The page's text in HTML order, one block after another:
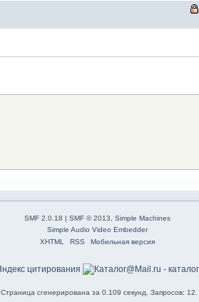
SMF 2.0.18 | SMF © 2013, Simple Machines
Simple Audio Video Embedder
XHTML
RSS Мобильная версия
Страница сгенерирована за 0.109 секунд. Запросов: 12.